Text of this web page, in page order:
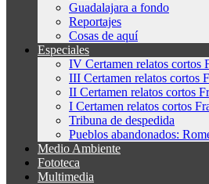
Guadalajara a fondo
Reportajes
Cosas de aquí
Especiales
IV Certamen relatos cortos
III Certamen relatos cortos
II Certamen relatos cortos
I Certamen relatos cortos
Tribuna de despedida
Pueblos abandonados:
Medio Ambiente
Fototeca
Multimedia